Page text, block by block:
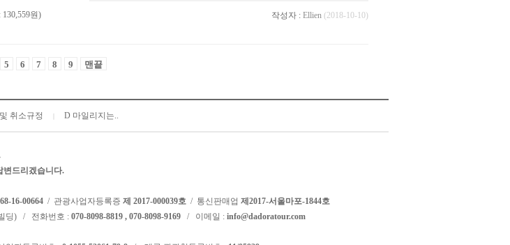
원)
작성자 : Ellien (2018-10-10)
5 6 7 8 9 맨끝
취소규정 D 마일리지는..
변드리겠습니다.
16-00664 / 관광사업자등록증 제 2017-000039호 / 통신판매업 제2017-서울마포-1844호
빌딩) / 전화번호 : 070-8098-8819 , 070-8098-9169 / 이메일 : info@dadoratour.com